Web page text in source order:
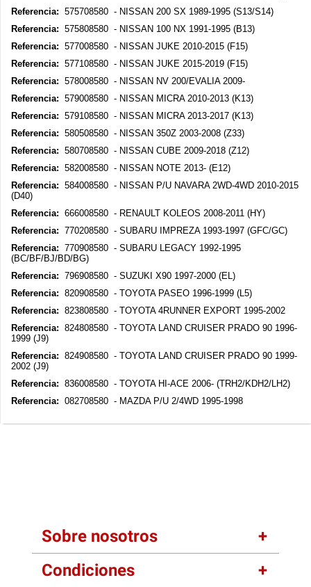
Referencia: 575708580 - NISSAN 200 SX 1989-1995 (S13/S14)
Referencia: 575808580 - NISSAN 100 NX 1991-1995 (B13)
Referencia: 577008580 - NISSAN JUKE 2010-2015 (F15)
Referencia: 577108580 - NISSAN JUKE 2015-2019 (F15)
Referencia: 578008580 - NISSAN NV 200/EVALIA 2009-
Referencia: 579008580 - NISSAN MICRA 2010-2013 (K13)
Referencia: 579108580 - NISSAN MICRA 2013-2017 (K13)
Referencia: 580508580 - NISSAN 350Z 2003-2008 (Z33)
Referencia: 580708580 - NISSAN CUBE 2009-2018 (Z12)
Referencia: 582008580 - NISSAN NOTE 2013- (E12)
Referencia: 584008580 - NISSAN P/U NAVARA 2WD-4WD 2010-2015
(D40)
Referencia: 666008580 - RENAULT KOLEOS 2008-2011 (HY)
Referencia: 770208580 - SUBARU IMPREZA 1993-1997 (GFC/GC)
Referencia: 770908580 - SUBARU LEGACY 1992-1995
(BC/BF/BJ/BD/BG)
Referencia: 796908580 - SUZUKI X90 1997-2000 (EL)
Referencia: 820908580 - TOYOTA PASEO 1996-1999 (L5)
Referencia: 823808580 - TOYOTA 4RUNNER EXPORT 1995-2002
Referencia: 824808580 - TOYOTA LAND CRUISER PRADO 90 1996-
1999 (J9)
Referencia: 824908580 - TOYOTA LAND CRUISER PRADO 90 1999-
2002 (J9)
Referencia: 836008580 - TOYOTA HI-ACE 2006- (TRH2/KDH2/LH2)
Referencia: 082708580 - MAZDA P/U 2/4WD 1995-1998
Sobre nosotros
Condiciones